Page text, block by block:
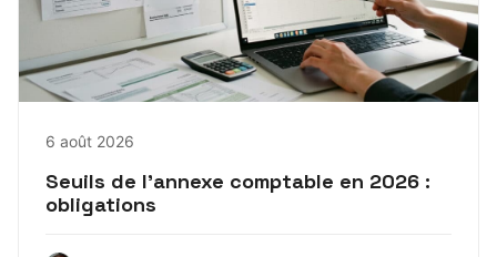
6 août 2026
Seuils de l’annexe comptable en 2026 :
obligations